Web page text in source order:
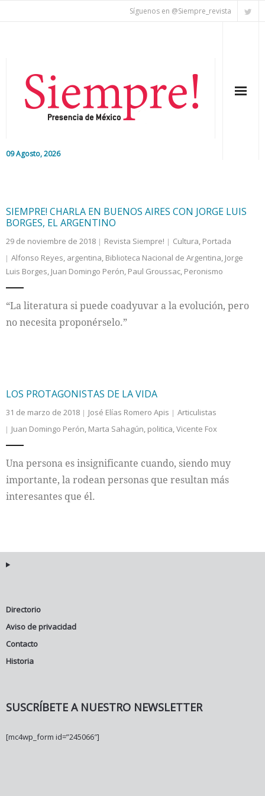
Síguenos en @Siempre_revista
09 Agosto, 2026
Colaboradores
Cultura
SIEMPRE! CHARLA EN BUENOS AIRES CON JORGE LUIS
BORGES, EL ARGENTINO
29 de noviembre de 2018 Revista Siempre! Cultura, Portada
Alfonso Reyes, argentina, Biblioteca Nacional de Argentina, Jorge
Luis Borges, Juan Domingo Perón, Paul Groussac, Peronismo
“La literatura si puede coadyuvar a la evolución, pero
no necesita proponérselo.”
LOS PROTAGONISTAS DE LA VIDA
31 de marzo de 2018 José Elías Romero Apis
Articulistas
Juan Domingo Perón, Marta Sahagún, politica,Vicente Fox
Una persona es insignificante cuando, siendo muy
importante, la rodean personas que resultan más
interesantes que él.
Directorio
Aviso de privacidad
Contacto
Historia
SUSCRÍBETE A NUESTRO NEWSLETTER
[mc4wp_form id=”245066″]